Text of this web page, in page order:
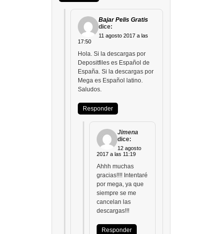
Bajar Pelis Gratis
dice:
11 agosto 2017 a las
17:50
Hola. Si la descargas por
Depositfiles es Español de
España. Si la descargas por
Mega es Español latino.
Saludos.
Responder
Jimena
dice:
12 agosto
2017 a las 11:19
Ahhh muchas
gracias!!!! Intentaré
por mega, ya que
siempre se me
cancelan las
descargas!!!
Responder